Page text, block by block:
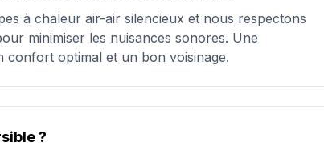
à chaleur air-air silencieux et nous respectons
minimiser les nuisances sonores. Une
confort optimal et un bon voisinage.
?